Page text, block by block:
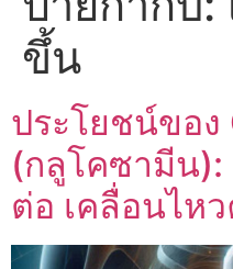
ขึ้น
ประโยชน์ของ
(กลูโคซามีน):
ต่อ เคลื่อนไห